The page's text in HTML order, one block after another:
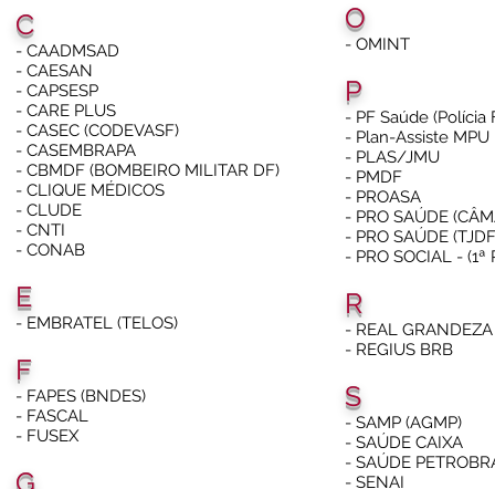
C
- CAADMSAD
- CAESAN
- CAPSESP
- CARE PLUS
- CASEC (CODEVASF)
- CASEMBRAPA
- CBMDF (BOMBEIRO MILITAR DF)
- CLIQUE MÉDICOS
- CLUDE
- CNTI
- CONAB
E
- EMBRATEL (TELOS)
F
- FAPES (BNDES)
- FASCAL
- FUSEX
G
O
- OMINT
P
- PF Saúde (Polícia
- Plan-Assiste MPU
- PLAS/JMU
- PMDF
- PROASA
- PRO SAÚDE
- PRO SAÚDE
- PRO SOCIAL -
R
- REAL GRANDEZA
- REGIUS BRB
S
- SAMP (AGMP)
- SAÚDE CAIXA
- SAÚDE
- SENAI